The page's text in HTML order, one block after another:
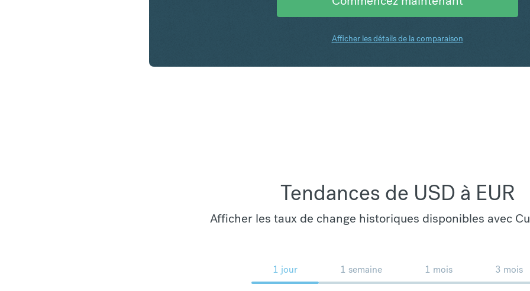
Afficher les détails de la comparaison
Tendances de USD à EUR
Afficher les taux de change historiques disponibles avec
1 jour 1 semaine 1 mois 3 mois